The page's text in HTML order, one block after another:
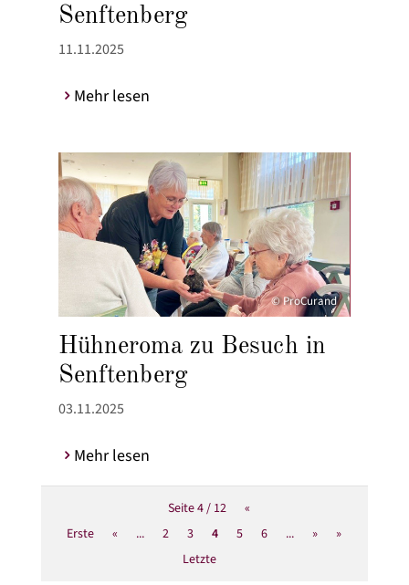
Senftenberg
11.11.2025
Mehr lesen
© ProCurand
Hühneroma zu Besuch in
Senftenberg
03.11.2025
Mehr lesen
Seite 4 / 12
«
Erste
« ... 2 3 4 5 6 ... »
»
Letzte